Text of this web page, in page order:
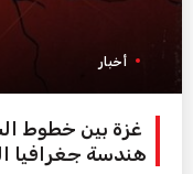
أخبار
غزة بين خطوط
هندسة جغرافيا